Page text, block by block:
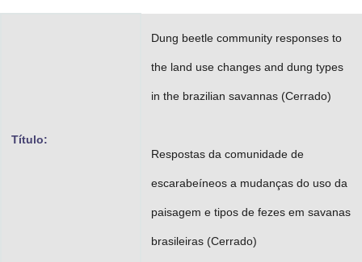
Título:
Dung beetle community responses to
the land use changes and dung types
in the brazilian savannas (Cerrado)
Respostas da comunidade de
escarabeíneos a mudanças do uso da
paisagem e tipos de fezes em savanas
brasileiras (Cerrado)